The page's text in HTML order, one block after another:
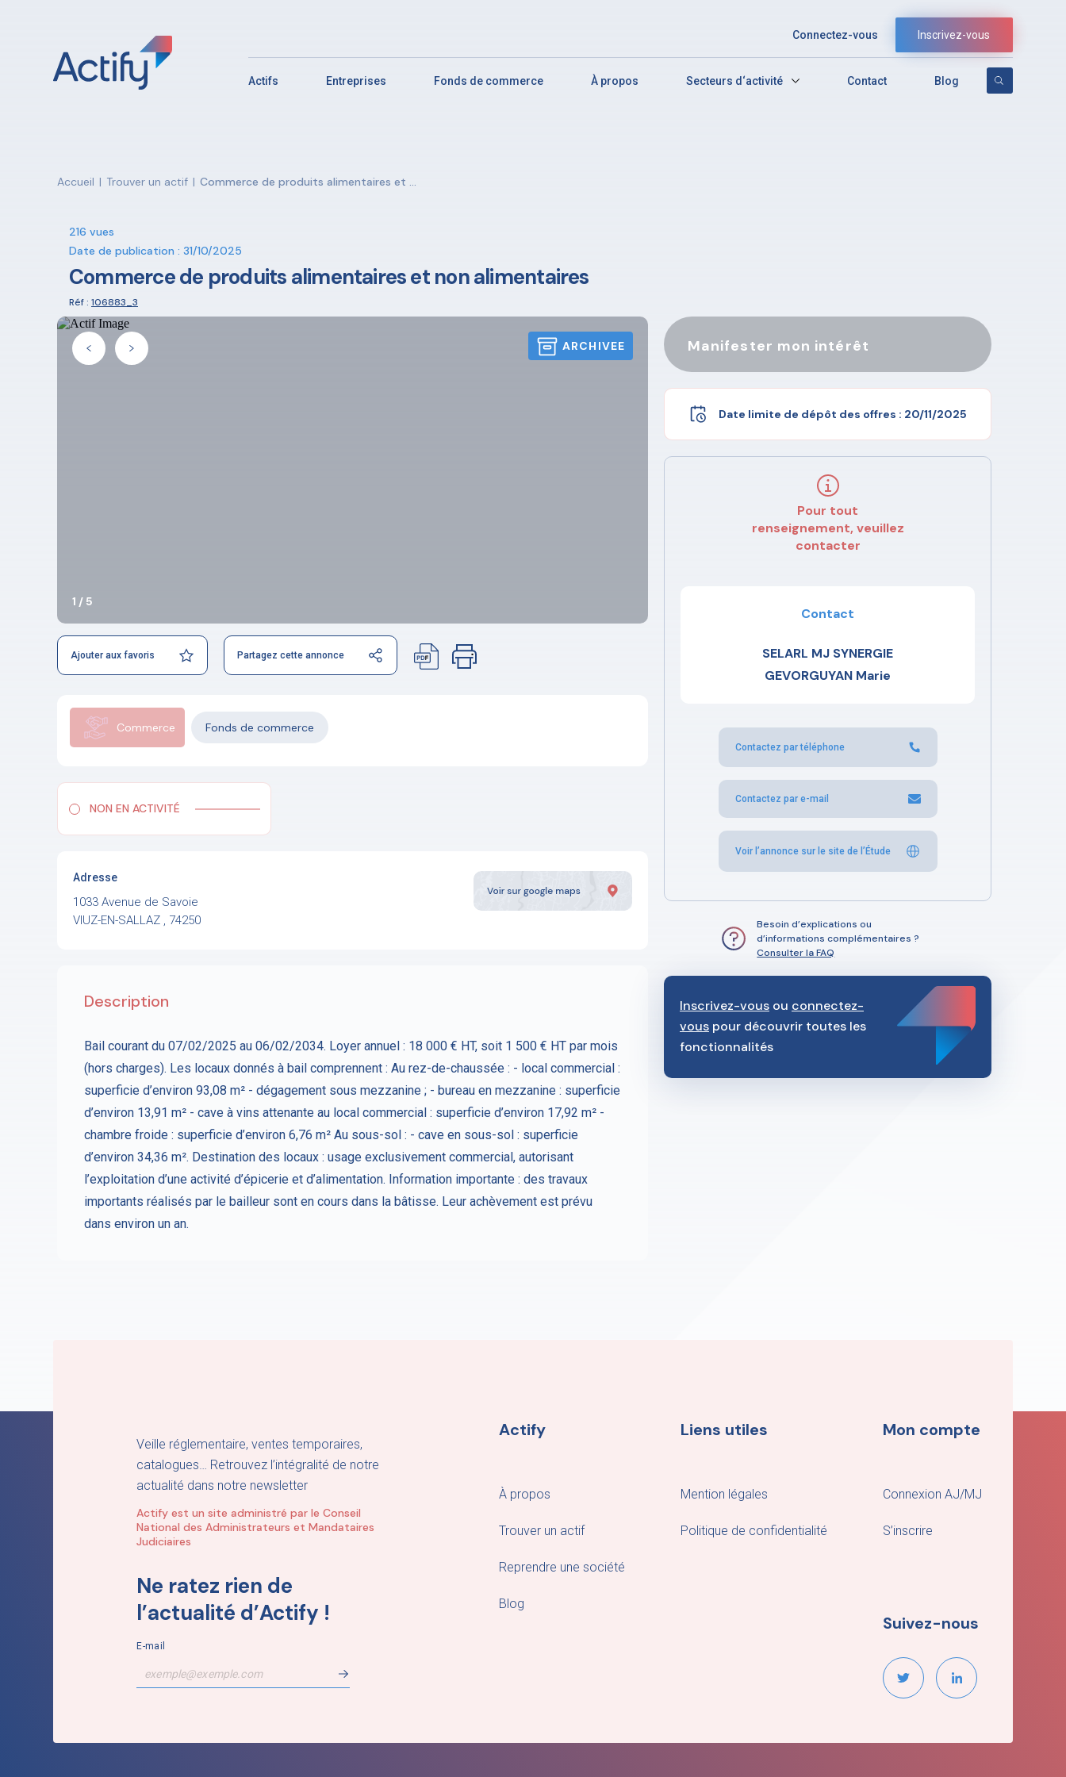
Connectez-vous Inscrivez-vous
Actifs Entreprises Fonds de commerce À propos Secteurs d‘activité Contact Blog
Accueil | Trouver un actif | Commerce de produits alimentaires et ...
216 vues
Date de publication : 31/10/2025
Commerce de produits alimentaires et non alimentaires
Réf : 106883_3
ARCHIVEE
1 / 5
Ajouter aux favoris Partagez cette annonce
Commerce Fonds de commerce
NON EN ACTIVITÉ
Adresse
1033 Avenue de Savoie
VIUZ-EN-SALLAZ , 74250
Description
Bail courant du 07/02/2025 au 06/02/2034. Loyer annuel : 18 000 € HT, soit 1 500 € HT par mois
(hors charges). Les locaux donnés à bail comprennent : Au rez-de-chaussée : - local commercial :
superficie d’environ 93,08 m² - dégagement sous mezzanine ; - bureau en mezzanine : superficie
d’environ 13,91 m² - cave à vins attenante au local commercial : superficie d’environ 17,92 m² -
chambre froide : superficie d’environ 6,76 m² Au sous-sol : - cave en sous-sol : superficie
d’environ 34,36 m². Destination des locaux : usage exclusivement commercial, autorisant
l’exploitation d’une activité d’épicerie et d’alimentation. Information importante : des travaux
importants réalisés par le bailleur sont en cours dans la bâtisse. Leur achèvement est prévu
dans environ un an.
Manifester mon intérêt
Date limite de dépôt des offres : 20/11/2025
Pour tout
renseignement, veuillez
contacter
Contact
SELARL MJ SYNERGIE
GEVORGUYAN Marie
Contactez par téléphone
Contactez par e-mail
Voir l’annonce sur le site de l’Étude
Besoin d’explications ou
d’informations complémentaires ?
Consulter la FAQ
Inscrivez-vous ou connectez-
vous pour découvrir toutes les
fonctionnalités
Veille réglementaire, ventes temporaires,
catalogues… Retrouvez l’intégralité de notre
actualité dans notre newsletter
Actify est un site administré par le Conseil
National des Administrateurs et Mandataires
Judiciaires
Ne ratez rien de
l’actualité d’Actify !
E-mail
Actify
À propos
Trouver un actif
Reprendre une société
Blog
Liens utiles
Mention légales
Politique de confidentialité
Mon compte
Connexion AJ/MJ
S’inscrire
Suivez-nous